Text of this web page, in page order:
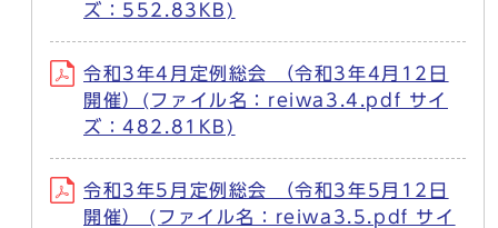
ズ：552.83KB)
令和3年4月定例総会 （令和3年4月12日
開催）(ファイル名：reiwa3.4.pdf サイ
ズ：482.81KB)
令和3年5月定例総会 （令和3年5月12日
開催） (ファイル名：reiwa3.5.pdf サイ